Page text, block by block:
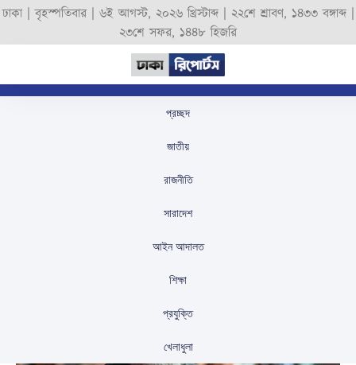
ঢাকা |বৃহস্পতিবার| ৬ই আগস্ট, ২০২৬ খ্রিস্টাব্দ| ২২শে শ্রাবণ, ১৪৩৩ বঙ্গাব্দ|
২৩শে সফর, ১৪৪৮ হিজরি
প্রচ্ছদ
জাতীয়
রাজনীতি
সারাদেশ
আইন আদালত
শিক্ষা
প্রযুক্তি
খেলাধুলা
শুধু বাংলায় কথা বললেই কি
বাংলাদেশি, আদালতের কড়া
প্রশ্নের মুখে মোদী সরকার
August 30, 2025